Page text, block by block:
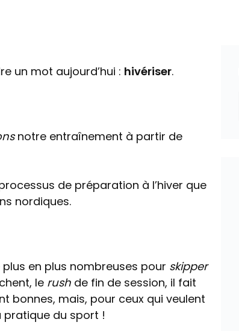
un mot aujourd’hui : hivériser.
notre entraînement à partir de
de préparation à l’hiver que
nordiques.
en plus nombreuses pour skipper
le rush de fin de session, il fait
bonnes, mais, pour ceux qui veulent
pratique du sport !